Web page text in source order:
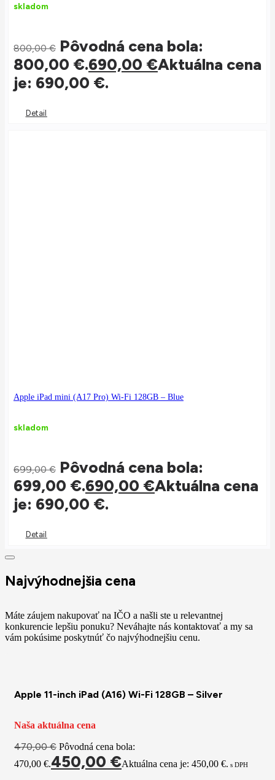
skladom
800,00€ Pôvodná cena bola:
800,00 €.690,00 €Aktuálna cena
je: 690,00 €.
Detail
Apple iPad mini (A17 Pro) Wi-Fi 128GB – Blue
skladom
699,00€ Pôvodná cena bola:
699,00 €.690,00 €Aktuálna cena
je: 690,00 €.
Detail
Najvýhodnejšia cena
Máte záujem nakupovať na IČO a našli ste u relevantnej
konkurencie lepšiu ponuku? Neváhajte nás kontaktovať a my sa
vám pokúsime poskytnúť čo najvýhodnejšiu cenu.
Apple 11-inch iPad (A16) Wi-Fi 128GB – Silver
Naša aktuálna cena
470,00€ Pôvodná cena bola:
470,00 €.450,00 €Aktuálna cena je: 450,00 €. s DPH